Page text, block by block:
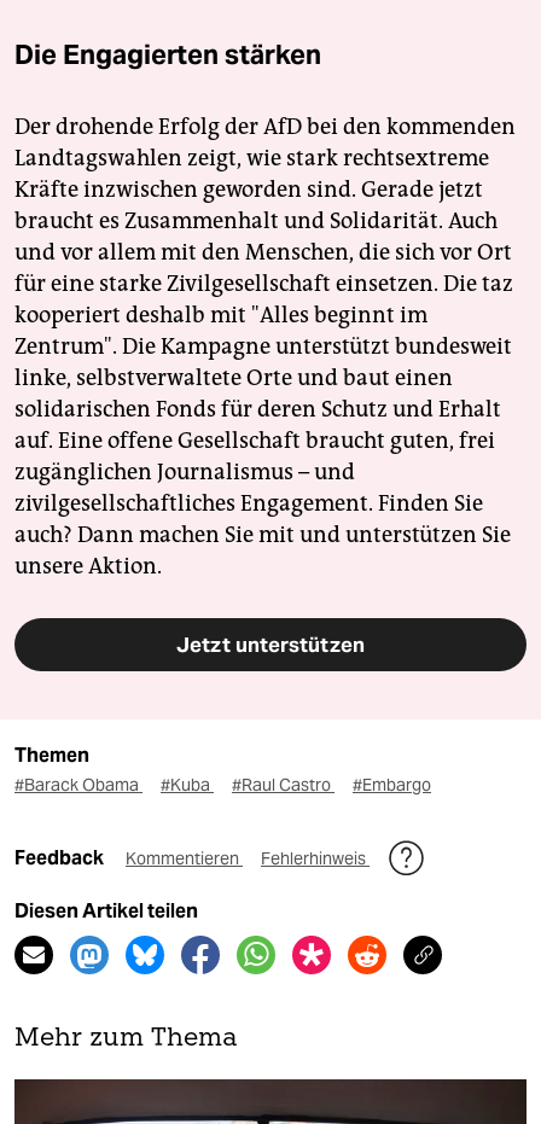
Die Engagierten stärken
Der drohende Erfolg der AfD bei den kommenden
Landtagswahlen zeigt, wie stark rechtsextreme
Kräfte inzwischen geworden sind. Gerade jetzt
braucht es Zusammenhalt und Solidarität. Auch
und vor allem mit den Menschen, die sich vor Ort
für eine starke Zivilgesellschaft einsetzen. Die taz
kooperiert deshalb mit "Alles beginnt im
Zentrum". Die Kampagne unterstützt bundesweit
linke, selbstverwaltete Orte und baut einen
solidarischen Fonds für deren Schutz und Erhalt
auf. Eine offene Gesellschaft braucht guten, frei
zugänglichen Journalismus – und
zivilgesellschaftliches Engagement. Finden Sie
auch? Dann machen Sie mit und unterstützen Sie
unsere Aktion.
Jetzt unterstützen
Themen
#Barack Obama #Kuba #Raul Castro #Embargo
Feedback Kommentieren Fehlerhinweis
Diesen Artikel teilen
Mehr zum Thema